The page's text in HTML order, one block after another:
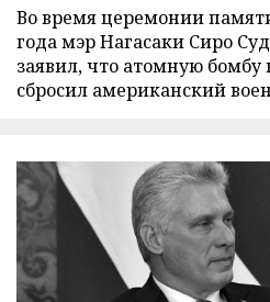
Во время церемонии
года мэр Нагасаки Сиро
заявил, что атомную бомбу
сбросил американский